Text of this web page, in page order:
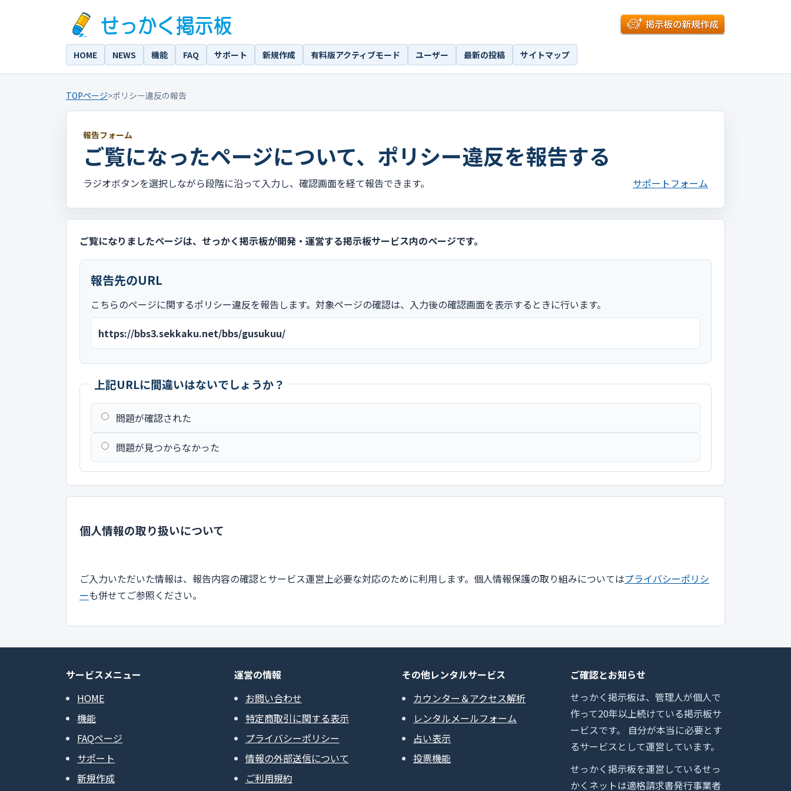
HOME NEWS 機能 FAQ サポート 新規作成 有料版アクティブモード ユーザー 最新の投稿 サイトマップ
TOPページ>ポリシー違反の報告
報告フォーム
ご覧になったページについて、ポリシー違反を報告する
ラジオボタンを選択しながら段階に沿って入力し、確認画面を経て報告できます。 サポートフォーム
ご覧になりましたページは、せっかく掲示板が開発・運営する掲示板サービス内のページです。
報告先のURL
こちらのページに関するポリシー違反を報告します。対象ページの確認は、入力後の確認画面を表示するときに行います。
https://bbs3.sekkaku.net/bbs/gusukuu/
上記URLに間違いはないでしょうか？
問題が確認された
問題が見つからなかった
個人情報の取り扱いについて
ご入力いただいた情報は、報告内容の確認とサービス運営上必要な対応のために利用します。個人情報保護の取り組みについてはプライバシーポリシ
ーも併せてご参照ください。
サービスメニュー
HOME
機能
FAQページ
サポート
新規作成
運営の情報
お問い合わせ
特定商取引に関する表示
プライバシーポリシー
情報の外部送信について
ご利用規約
その他レンタルサービス
カウンター＆アクセス解析
レンタルメールフォーム
占い表示
投票機能
ご確認とお知らせ
せっかく掲示板は、管理人が個人で
作って20年以上続けている掲示板サ
ービスです。 自分が本当に必要とす
るサービスとして運営しています。
せっかく掲示板を運営しているせっ
かくネットは適格請求書発行事業者